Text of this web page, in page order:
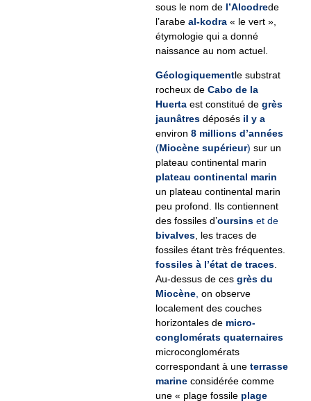
sous le nom de l’Alcodrede
l’arabe al-kodra « le vert »,
étymologie qui a donné
naissance au nom actuel.
Géologiquementle substrat
rocheux de Cabo de la
Huerta est constitué de grès
jaunâtres déposés il y a
environ 8 millions d’années
(Miocène supérieur) sur un
plateau continental marin
plateau continental marin
un plateau continental marin
peu profond. Ils contiennent
des fossiles d’oursins et de
bivalves , les traces de
fossiles étant très fréquentes.
fossiles à l’état de traces
Au-dessus de ces grès du
Miocène on observe
localement des couches
horizontales de micro-
conglomérats quaternaires
microconglomérats
correspondant à une terrasse
marine considérée comme
une « plage fossile plage